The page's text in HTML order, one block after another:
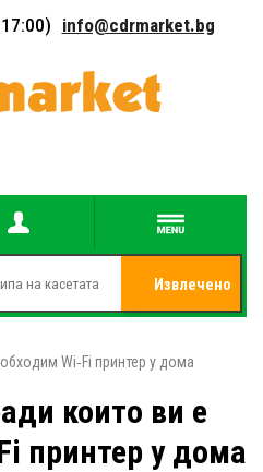
info@cdrmarket.bg
Извлечено
Wi‑Fi принтер у дома
които ви е
принтер у дома